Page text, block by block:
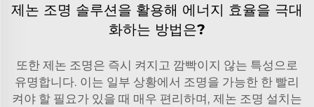
제논 조명 솔루션을 활용해 에너지 효율을 극대
화하는 방법은?
또한 제논 조명은 즉시 켜지고 깜빡이지 않는 특성으로
유명합니다. 이는 일부 상황에서 조명을 가능한 한 빨리
켜야 할 필요가 있을 때 매우 편리하며, 제논 조명 설치는